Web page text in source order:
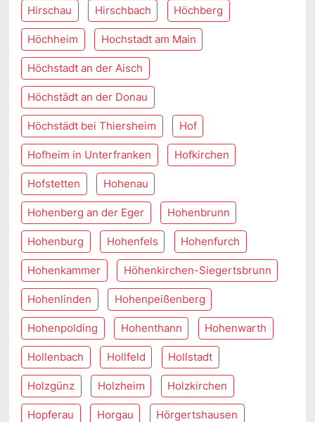
Hirschau Hirschbach Höchberg
Höchheim Hochstadt am Main
Höchstadt an der Aisch
Höchstädt an der Donau
Höchstädt bei Thiersheim Hof
Hofheim in Unterfranken Hofkirchen
Hofstetten Hohenau
Hohenberg an der Eger Hohenbrunn
Hohenburg Hohenfels Hohenfurch
Hohenkammer Höhenkirchen-Siegertsbrunn
Hohenlinden Hohenpeißenberg
Hohenpolding Hohenthann Hohenwarth
Hollenbach Hollfeld Hollstadt
Holzgünz Holzheim Holzkirchen
Hopferau Horgau Hörgertshausen